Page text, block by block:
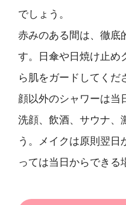
でしょう。
赤みのある間は、徹底
す。日傘や日焼け止め
ら肌をガードしてくだ
顔以外のシャワーは当
洗顔、飲酒、サウナ、
う。メイクは原則翌日
っては当日からできる